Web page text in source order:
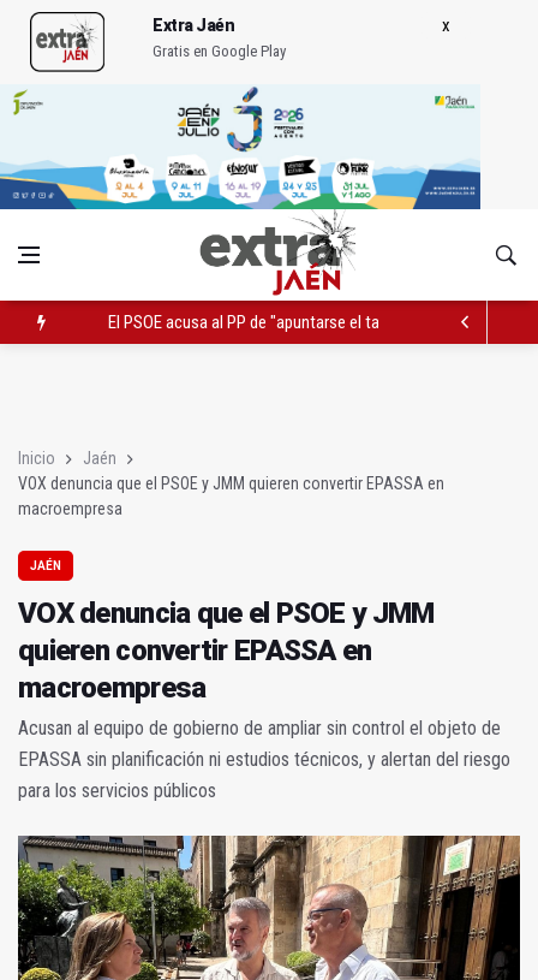
Extra Jaén
Gratis en Google Play
El PSOE acusa al PP de "apuntarse el tanto" de los datos de
Inicio
Jaén
VOX denuncia que el PSOE y JMM quieren convertir EPASSA en
macroempresa
JAÉN
VOX denuncia que el PSOE y JMM
quieren convertir EPASSA en
macroempresa
Acusan al equipo de gobierno de ampliar sin control el objeto de
EPASSA sin planificación ni estudios técnicos, y alertan del riesgo
para los servicios públicos